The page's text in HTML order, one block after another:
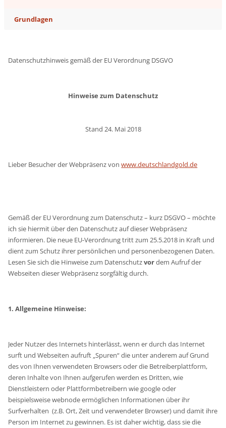
Grundlagen
Datenschutzhinweis gemäß der EU Verordnung DSGVO
Hinweise zum Datenschutz
Stand 24. Mai 2018
Lieber Besucher der Webpräsenz vonwww.deutschlandgold.de
Gemäß der EU Verordnung zum Datenschutz – kurz DSGVO – möchte
ich sie hiermit über den Datenschutz auf dieser Webpräsenz
informieren. Die neue EU-Verordnung tritt zum 25.5.2018 in Kraft und
dient zum Schutz ihrer persönlichen und personenbezogenen Daten.
Lesen Sie sich die Hinweise zum Datenschutzvordem Aufruf der
Webseiten dieser Webpräsenz sorgfältig durch.
1. Allgemeine Hinweise:
Jeder Nutzer des Internets hinterlässt, wenn er durch das Internet
surft und Webseiten aufruft „Spuren“ die unter anderem auf Grund
des von Ihnen verwendeten Browsers oder die Betreiberplattform,
deren Inhalte von Ihnen aufgerufen werden es Dritten, wie
Dienstleistern oder Plattformbetreibern wie google oder
beispielsweise webnode ermöglichen Informationen über ihr
Surfverhalten (z.B. Ort, Zeit und verwendeter Browser) und damit ihre
Person im Internet zu gewinnen. Es ist daher wichtig, dass sie die